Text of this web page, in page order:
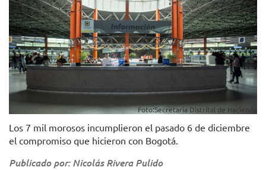
Foto:Secretaría Distrital de Hacienda
Los 7 mil morosos incumplieron el pasado 6 de diciembre
el compromiso que hicieron con Bogotá.
Publicado por: Nicolás Rivera Pulido